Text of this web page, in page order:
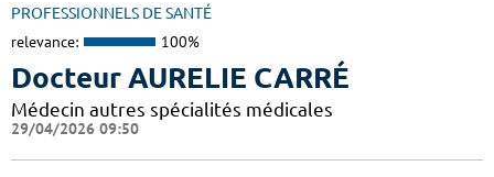
PROFESSIONNELS DE SANTÉ
relevance: 100%
Docteur AURELIE CARRÉ
Médecin autres spécialités médicales
29/04/2026 09:50